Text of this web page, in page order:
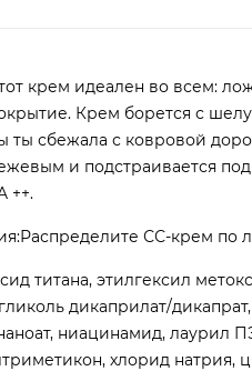
крем идеален во всем:
Крем борется с
ты сбежала с ковровой
и подстраивается
++.
СС-крем по
титана, этилгексил
дикаприлат/
ниацинамид, лаурил
хлорид натрия,